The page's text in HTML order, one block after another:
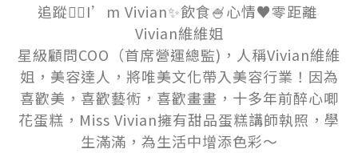
追蹤👍🏻I’m Vivian✨飲食🍧心情♥️零距離
Vivian維維姐
星級顧問COO（首席營運總監)，人稱Vivian維維
姐，美容達人，將唯美文化帶入美容行業！因為
喜歡美，喜歡藝術，喜歡畫畫，十多年前醉心唧
花蛋糕，Miss Vivian擁有甜品蛋糕講師執照，學
生滿滿，為生活中增添色彩～